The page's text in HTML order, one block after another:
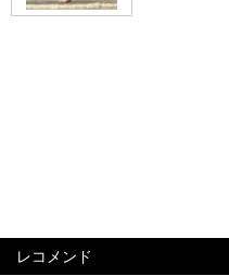
レコメンド